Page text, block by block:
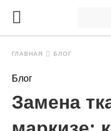
ГЛАВНАЯ БЛОГ
Блог
Замена